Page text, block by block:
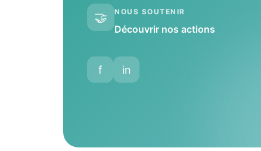
🤝 NOUS SOUTENIR
Découvrir nos actions
f in